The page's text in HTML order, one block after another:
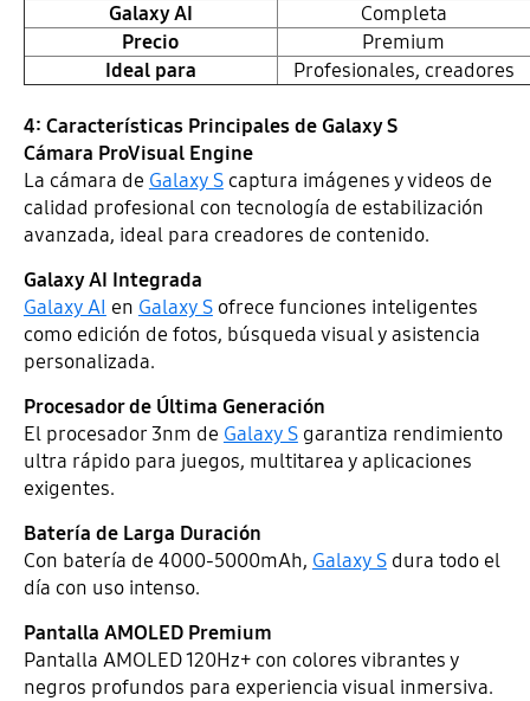
Galaxy AI
Completa
Precio
Premium
Ideal para
Profesionales, creadores
4: Características Principales de Galaxy S
Cámara ProVisual Engine
La cámara de Galaxy Scaptura imágenes y videos de
calidad profesional con tecnología de estabilización
avanzada, ideal para creadores de contenido.
Galaxy AI Integrada
Galaxy AI en Galaxy Sofrece funciones inteligentes
como edición de fotos, búsqueda visual y asistencia
personalizada.
Procesador de Última Generación
El procesador 3nm de Galaxy Sgarantiza rendimiento
ultra rápido para juegos, multitarea y aplicaciones
exigentes.
Batería de Larga Duración
Con batería de 4000-5000mAh, Galaxy Sdura todo el
día con uso intenso.
Pantalla AMOLED Premium
Pantalla AMOLED 120Hz+ con colores vibrantes y
negros profundos para experiencia visual inmersiva.